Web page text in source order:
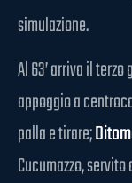
simulazione.
Al 63’ arriva il
appoggio a
palla e tirare;
Cucumazzo,